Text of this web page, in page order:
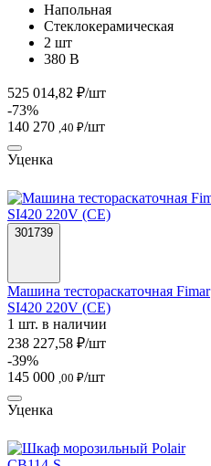
Напольная
Стеклокерамическая
2 шт
380 В
525 014,82 ₽/шт
-73%
140 270 ,40 ₽/шт
Уценка
301739
Машина тестораскаточная Fimar
SI420 220V (CE)
1 шт. в наличии
238 227,58 ₽/шт
-39%
145 000 ,00 ₽/шт
Уценка